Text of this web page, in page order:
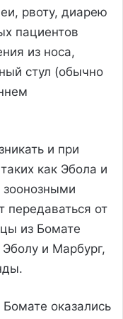
рвоту, диарею
пациентов
из носа,
стул (обычно
и при
как Эбола и
передаваться от
из Бомате
и Марбург,
оказались